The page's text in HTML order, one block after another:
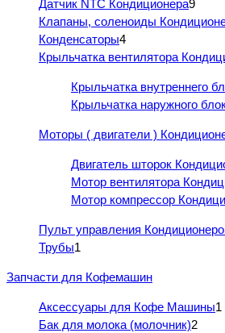
Датчик NTC Кондиционера9
Клапаны, соленоиды
Конденсаторы4
Крыльчатка вентилятора
Крыльчатка внутреннего
Крыльчатка наружного
Моторы ( двигатели )
Двигатель шторок
Мотор вентилятора
Мотор компрессор
Пульт управления
Трубы1
Запчасти для Кофемашин
Аксессуары для Кофе Машины1
Бак для молока (молочник)2